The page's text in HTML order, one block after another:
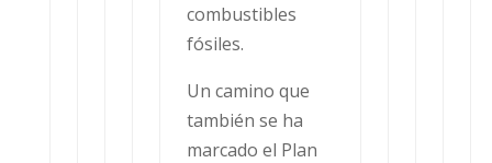
combustibles
fósiles.
Un camino que
también se ha
marcado el Plan